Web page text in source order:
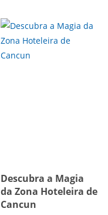
Descubra a Magia
da Zona Hoteleira de
Cancun